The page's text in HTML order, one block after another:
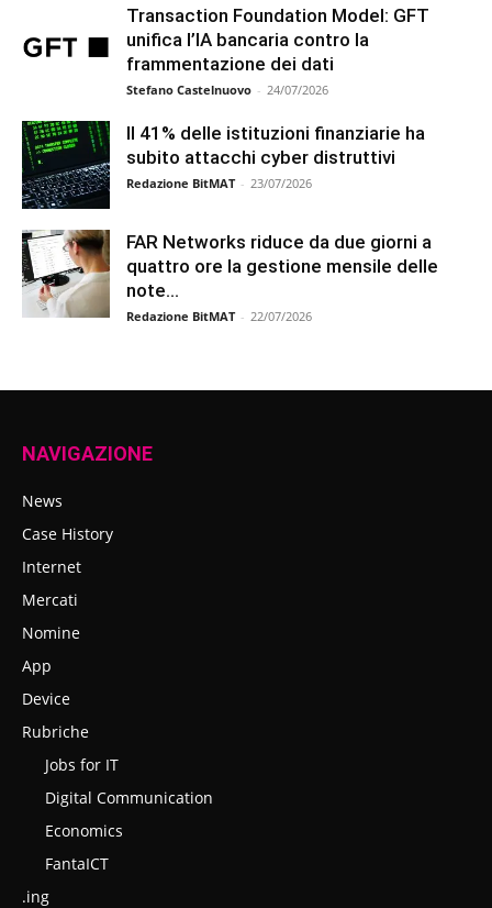
Transaction Foundation Model: GFT
unifica l’IA bancaria contro la
frammentazione dei dati
Stefano Castelnuovo - 24/07/2026
Il 41% delle istituzioni finanziarie ha
subito attacchi cyber distruttivi
Redazione BitMAT - 23/07/2026
FAR Networks riduce da due giorni a
quattro ore la gestione mensile delle
note...
Redazione BitMAT - 22/07/2026
NAVIGAZIONE
News
Case History
Internet
Mercati
Nomine
App
Device
Rubriche
Jobs for IT
Digital Communication
Economics
FantaICT
.ing